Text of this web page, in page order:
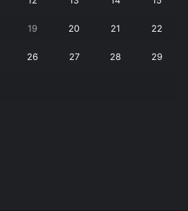
19 20 21 22
26 27 28 29